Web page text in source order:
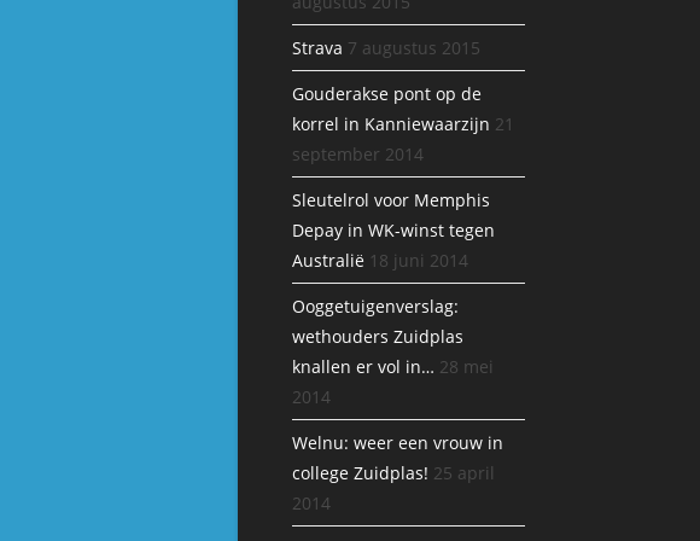
Strava 7 augustus 2015
Gouderakse pont op de
korrel in Kanniewaarzijn 21
september 2014
Sleutelrol voor Memphis
Depay in WK-winst tegen
Australië 18 juni 2014
Ooggetuigenverslag:
wethouders Zuidplas
knallen er vol in… 28 mei
2014
Welnu: weer een vrouw in
college Zuidplas! 25 april
2014